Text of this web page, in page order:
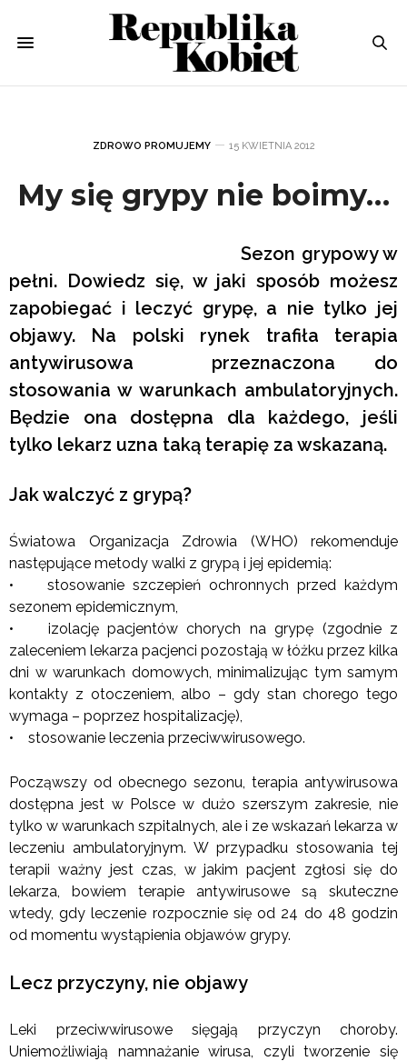
ZDROWO PROMUJEMY 15 KWIETNIA 2012
My się grypy nie boimy…
Sezon grypowy w
pełni. Dowiedz się, w jaki sposób możesz
zapobiegać i leczyć grypę, a nie tylko jej
objawy. Na polski rynek trafiła terapia
antywirusowa przeznaczona do
stosowania w warunkach ambulatoryjnych.
Będzie ona dostępna dla każdego, jeśli
tylko lekarz uzna taką terapię za wskazaną.
Jak walczyć z grypą?
Światowa Organizacja Zdrowia (WHO) rekomenduje
następujące metody walki z grypą i jej epidemią:
• stosowanie szczepień ochronnych przed każdym
sezonem epidemicznym,
• izolację pacjentów chorych na grypę (zgodnie z
zaleceniem lekarza pacjenci pozostają w łóżku przez kilka
dni w warunkach domowych, minimalizując tym samym
kontakty z otoczeniem, albo – gdy stan chorego tego
wymaga – poprzez hospitalizację),
• stosowanie leczenia przeciwwirusowego.
Począwszy od obecnego sezonu, terapia antywirusowa
dostępna jest w Polsce w dużo szerszym zakresie, nie
tylko w warunkach szpitalnych, ale i ze wskazań lekarza w
leczeniu ambulatoryjnym. W przypadku stosowania tej
terapii ważny jest czas, w jakim pacjent zgłosi się do
lekarza, bowiem terapie antywirusowe są skuteczne
wtedy, gdy leczenie rozpocznie się od 24 do 48 godzin
od momentu wystąpienia objawów grypy.
Lecz przyczyny, nie objawy
Leki przeciwwirusowe sięgają przyczyn choroby.
Uniemożliwiają namnażanie wirusa, czyli tworzenie się